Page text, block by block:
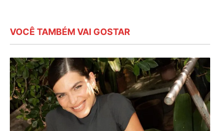
VOCÊ TAMBÉM VAI GOSTAR